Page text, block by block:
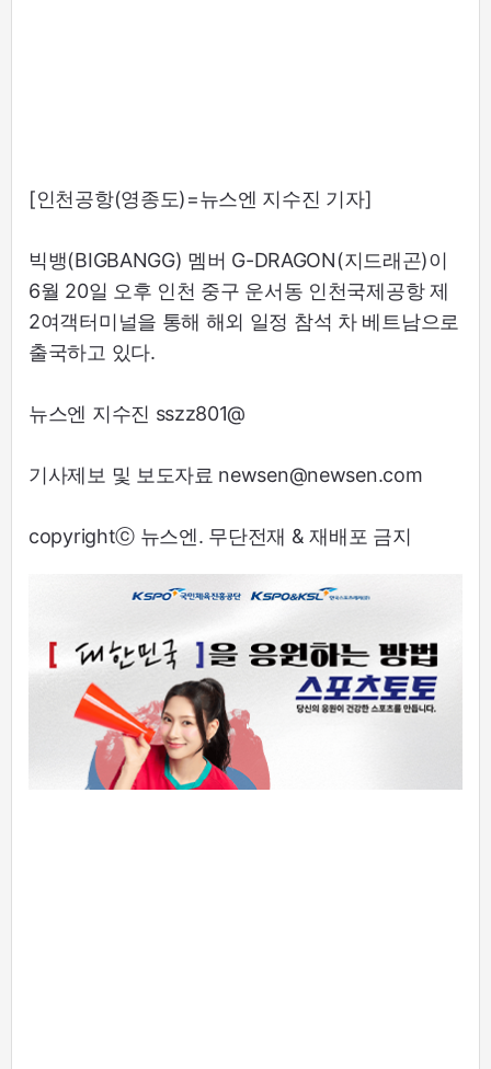
[인천공항(영종도)=뉴스엔 지수진 기자]
빅뱅(BIGBANGG) 멤버 G-DRAGON(지드래곤)이
6월 20일 오후 인천 중구 운서동 인천국제공항 제
2여객터미널을 통해 해외 일정 참석 차 베트남으로
출국하고 있다.
뉴스엔 지수진 sszz801@
기사제보 및 보도자료 newsen@newsen.com
copyrightⓒ 뉴스엔. 무단전재 & 재배포 금지